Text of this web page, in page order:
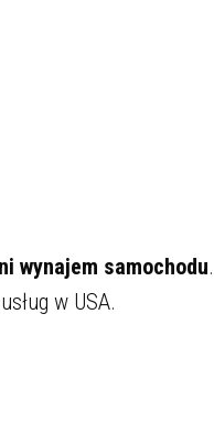
wynajem samochodu.
w USA.